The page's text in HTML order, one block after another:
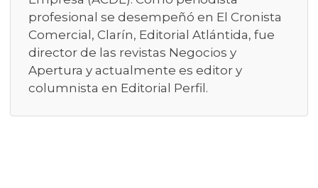
profesional se desempeñó en El Cronista
Comercial, Clarín, Editorial Atlántida, fue
director de las revistas Negocios y
Apertura y actualmente es editor y
columnista en Editorial Perfil.